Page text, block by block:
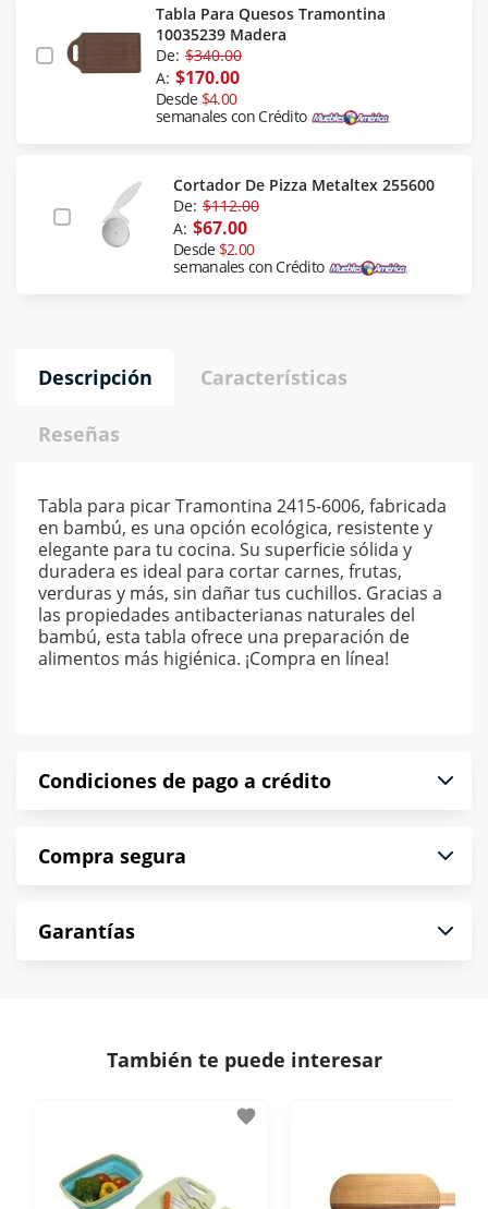
Tabla Para Quesos Tramontina
10035239 Madera
De: $340.00
A: $170.00
Desde $4.00
semanales con Crédito
Cortador De Pizza Metaltex 255600
De: $112.00
A: $67.00
Desde $2.00
semanales con Crédito
Descripción Características
Reseñas
Tabla para picar Tramontina 2415-6006, fabricada
en bambú, es una opción ecológica, resistente y
elegante para tu cocina. Su superficie sólida y
duradera es ideal para cortar carnes, frutas,
verduras y más, sin dañar tus cuchillos. Gracias a
las propiedades antibacterianas naturales del
bambú, esta tabla ofrece una preparación de
alimentos más higiénica. ¡Compra en línea!
Condiciones de pago a crédito
puntualmente. Al finalizar tu compra generas el
*Sujeto a aprobación de crédito conforme a
norma de Muebles América.
Compra segura
compra es segura de principio a fin.
- Certificados de seguridad SSL y Encriptación 3D.
disposiciones legales y Códigos de Ética de la
- Nos encontramos en la lista de socios Activos de
la Asociación de Internet.MX.
Garantías
También te puede interesar
favorite